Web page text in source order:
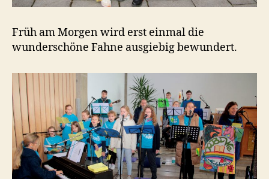
Früh am Morgen wird erst einmal die
wunderschöne Fahne ausgiebig bewundert.